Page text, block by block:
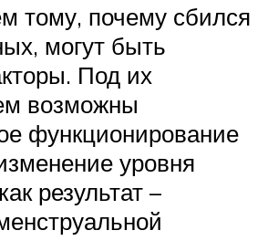
тому, почему сбился
могут быть
Под их
возможны
функционирование
уровня
результат –